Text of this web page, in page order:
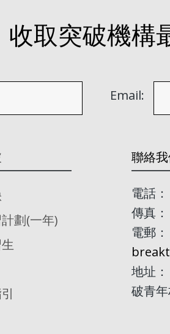
收取突破機構
Email:
劃(一年)
聯絡
電話
傳真
電郵：
地址
破青